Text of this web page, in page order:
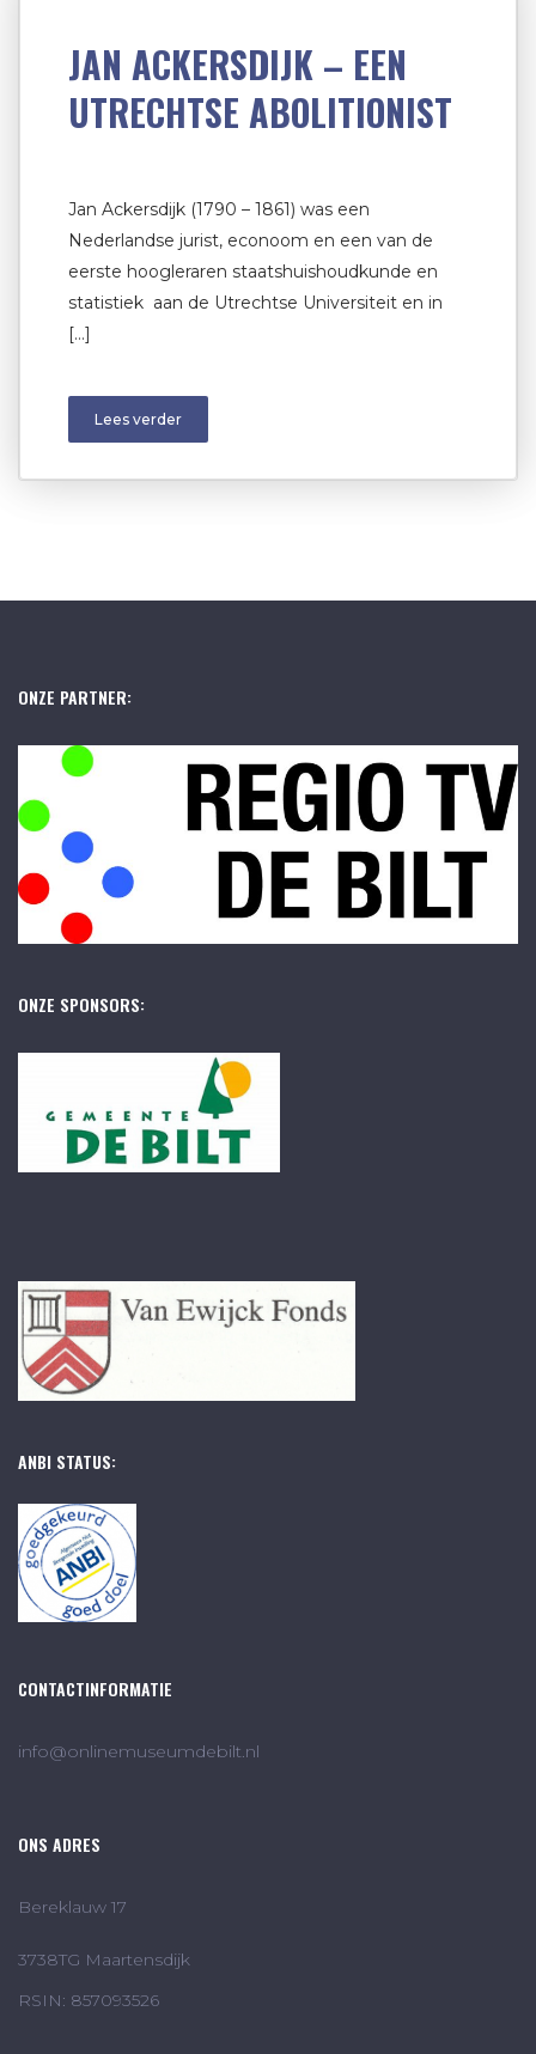
JAN ACKERSDIJK – EEN
UTRECHTSE ABOLITIONIST
Jan Ackersdijk (1790 – 1861) was een
Nederlandse jurist, econoom en een van de
eerste hoogleraren staatshuishoudkunde en
statistiek aan de Utrechtse Universiteit en in
[…]
Lees verder
ONZE PARTNER:
ONZE SPONSORS:
ANBI STATUS:
CONTACTINFORMATIE
info@onlinemuseumdebilt.nl
ONS ADRES
Bereklauw 17
3738TG Maartensdijk
RSIN: 857093526